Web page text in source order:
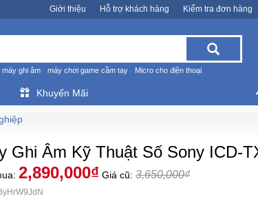
Giới thiệu Hỗ trợ khách hàng Kiểm tra đơn hàng
máy ghi âm máy chơi game cầm tay Micro cho điện thoại
Khuyến Mãi
Ghi Âm Kỹ Thuật Số Sony ICD-
2,890,000₫ Giá cũ: 3,650,000₫